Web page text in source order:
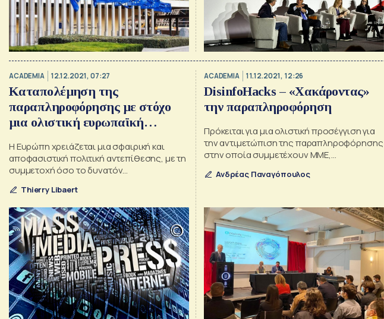
ACADEMIA 12.12.2021, 07:27
Καταπολέμηση της
παραπληροφόρησης με στόχο
μια ολιστική ευρωπαϊκή
Η Ευρώπη χρειάζεται μια σφαιρική και
αποφασιστική πολιτική αντεπίθεσης, με τη
συμμετοχή όσο το δυνατόν
Thierry Libaert
ACADEMIA 11.12.2021, 12:26
DisinfoHacks – «Xακάροντας»
την παραπληροφόρηση
Πρόκειται για μια ολιστική προσέγγιση για
την αντιμετώπιση της παραπληροφόρησης
στην οποία συμμετέχουν ΜΜΕ,
επιχειρηματίες.
Ανδρέας Παναγόπουλος